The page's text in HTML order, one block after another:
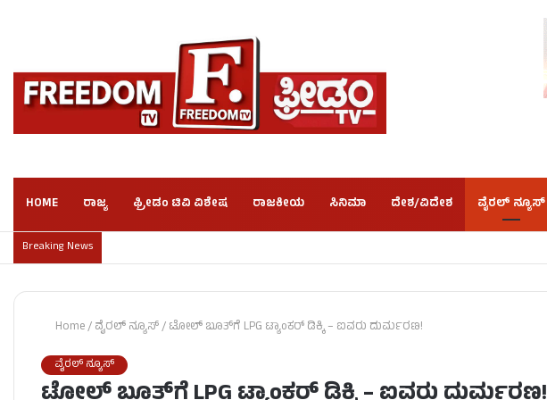
HOME ರಾಜ್ಯ ಫ್ರೀಡಂ ಟಿವಿ ವಿಶೇಷ ರಾಜಕೀಯ ಸಿನಿಮಾ ದೇಶ/ವಿದೇಶ ವೈರಲ್ ನ್ಯೂಸ್
Breaking News
Home/ವೈರಲ್ ನ್ಯೂಸ್/ಟೋಲ್ ಬೂತ್‌ಗೆ LPG ಟ್ಯಾಂಕರ್ ಡಿಕ್ಕಿ – ಐವರು ದುರ್ಮರಣ!
ವೈರಲ್ ನ್ಯೂಸ್